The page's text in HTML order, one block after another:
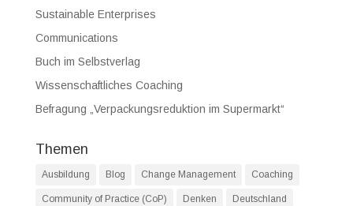
Sustainable Enterprises
Communications
Buch im Selbstverlag
Wissenschaftliches Coaching
Befragung „Verpackungsreduktion im Supermarkt“
Themen
Ausbildung Blog Change Management Coaching
Community of Practice (CoP) Denken Deutschland